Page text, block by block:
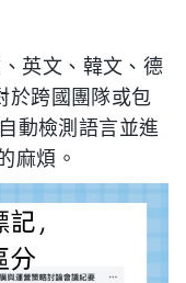
英文、韓文、德
於跨國團隊或包
動檢測語言並進
麻煩。